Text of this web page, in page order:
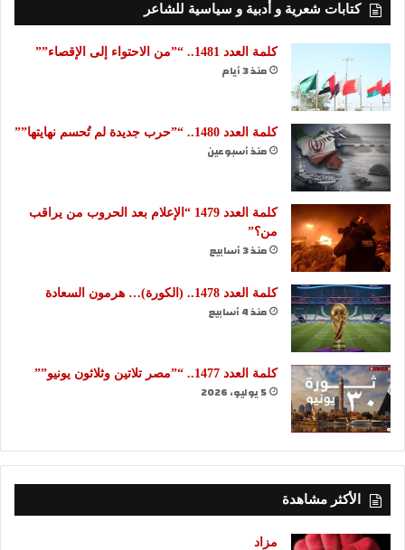
كتابات شعرية و أدبية و سياسية للشاعر
كلمة العدد 1481.. “”من الاحتواء إلى الإقصاء””
منذ 3 أيام
كلمة العدد 1480.. “”حرب جديدة لم تُحسم نهايتها””
منذ أسبوعين
كلمة العدد 1479 “الإعلام بعد الحروب من يراقب
من؟”
منذ 3 أسابيع
كلمة العدد 1478.. (الكورة)… هرمون السعادة
منذ 4 أسابيع
كلمة العدد 1477.. “”مصر تلاتين وثلاثون يونيو””
5 يوليو، 2026
الأكثر مشاهدة
مزاد